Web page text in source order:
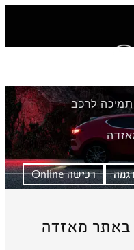
לרכב
רכישה Online
מאזדה